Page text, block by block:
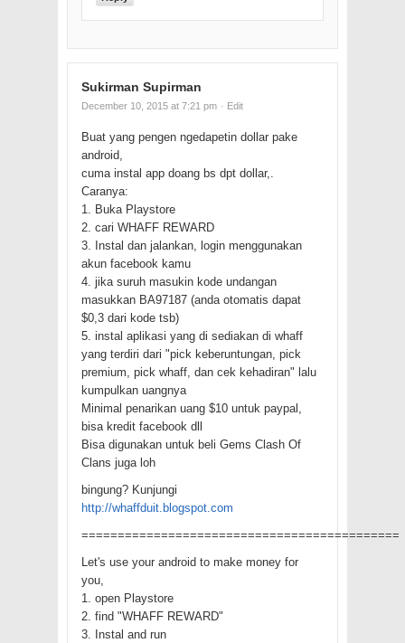
Sukirman Supirman
December 10, 2015 at 7:21 pm · Edit
Buat yang pengen ngedapetin dollar pake
android,
cuma instal app doang bs dpt dollar,.
Caranya:
1. Buka Playstore
2. cari WHAFF REWARD
3. Instal dan jalankan, login menggunakan
akun facebook kamu
4. jika suruh masukin kode undangan
masukkan BA97187 (anda otomatis dapat
$0,3 dari kode tsb)
5. instal aplikasi yang di sediakan di whaff
yang terdiri dari "pick keberuntungan, pick
premium, pick whaff, dan cek kehadiran" lalu
kumpulkan uangnya
Minimal penarikan uang $10 untuk paypal,
bisa kredit facebook dll
Bisa digunakan untuk beli Gems Clash Of
Clans juga loh
bingung? Kunjungi
http://whaffduit.blogspot.com
============================================
Let's use your android to make money for
you,
1. open Playstore
2. find "WHAFF REWARD"
3. Instal and run